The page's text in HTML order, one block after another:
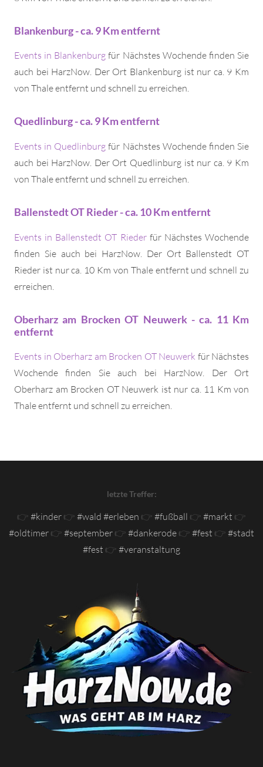
Blankenburg - ca. 9 Km entfernt
Events in Blankenburg für Nächstes Wochende finden Sie
auch bei HarzNow. Der Ort Blankenburg ist nur ca. 9 Km
von Thale entfernt und schnell zu erreichen.
Quedlinburg - ca. 9 Km entfernt
Events in Quedlinburg für Nächstes Wochende finden Sie
auch bei HarzNow. Der Ort Quedlinburg ist nur ca. 9 Km
von Thale entfernt und schnell zu erreichen.
Ballenstedt OT Rieder - ca. 10 Km entfernt
Events in Ballenstedt OT Riederfür Nächstes Wochende
finden Sie auch bei HarzNow. Der Ort Ballenstedt OT
Rieder ist nur ca. 10 Km von Thale entfernt und schnell zu
erreichen.
Oberharz am Brocken OT Neuwerk - ca. 11 Km
entfernt
Events in Oberharz am Brocken OT Neuwerk für Nächstes
Wochende finden Sie auch bei HarzNow. Der Ort
Oberharz am Brocken OT Neuwerk ist nur ca. 11 Km von
Thale entfernt und schnell zu erreichen.
letzte Treffer:
👉 #kinder 👉 #wald #erleben 👉 #fußball 👉 #markt 👉
#oldtimer 👉 #september 👉 #dankerode 👉 #fest 👉 #stadt
#fest 👉 #veranstaltung